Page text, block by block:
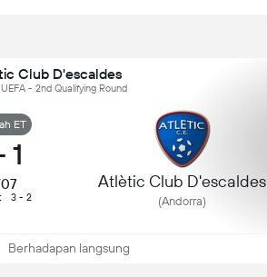
Club D'escaldes
- 2nd Qualifying Round
ET
1
3 - 2
Atlètic Club D'escaldes
(Andorra)
Berhadapan langsung